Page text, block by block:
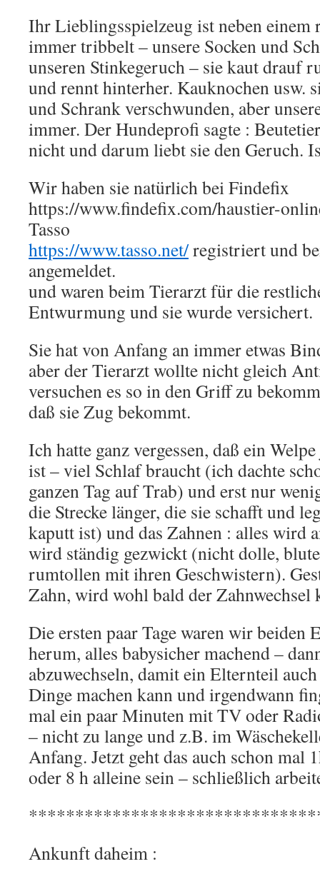
Ihr Lieblingsspielzeug ist neben einem
immer tribbelt – unsere Socken und
unseren Stinkegeruch – sie kaut drauf
und rennt hinterher. Kauknochen usw.
und Schrank verschwunden, aber
immer. Der Hundeprofi sagte :
nicht und darum liebt sie den Geruch.
Wir haben sie natürlich bei Findefix
https://www.findefix.com/haustier-
Tasso
https://www.tasso.net/registriert und
angemeldet.
und waren beim Tierarzt für die
Entwurmung und sie wurde versichert.
Sie hat von Anfang an immer etwas
aber der Tierarzt wollte nicht gleich
versuchen es so in den Griff zu
daß sie Zug bekommt.
Ich hatte ganz vergessen, daß ein
ist – viel Schlaf braucht (ich dachte
ganzen Tag auf Trab) und erst nur
die Strecke länger, die sie schafft und
kaputt ist) und das Zahnen : alles wird
wird ständig gezwickt (nicht dolle,
rumtollen mit ihren Geschwistern).
Zahn, wird wohl bald der Zahnwechsel
Die ersten paar Tage waren wir beiden
herum, alles babysicher machend –
abzuwechseln, damit ein Elternteil
Dinge machen kann und irgendwann
mal ein paar Minuten mit TV oder
– nicht zu lange und z.B. im
Anfang. Jetzt geht das auch schon mal
oder 8 h alleine sein – schließlich
Ankunft daheim :